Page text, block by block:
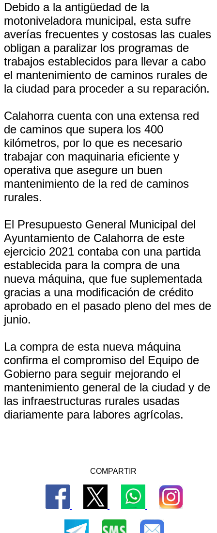
Debido a la antigüedad de la
motoniveladora municipal, esta sufre
averías frecuentes y costosas las cuales
obligan a paralizar los programas de
trabajos establecidos para llevar a cabo
el mantenimiento de caminos rurales de
la ciudad para proceder a su reparación.
Calahorra cuenta con una extensa red
de caminos que supera los 400
kilómetros, por lo que es necesario
trabajar con maquinaria eficiente y
operativa que asegure un buen
mantenimiento de la red de caminos
rurales.
El Presupuesto General Municipal del
Ayuntamiento de Calahorra de este
ejercicio 2021 contaba con una partida
establecida para la compra de una
nueva máquina, que fue suplementada
gracias a una modificación de crédito
aprobado en el pasado pleno del mes de
junio.
La compra de esta nueva máquina
confirma el compromiso del Equipo de
Gobierno para seguir mejorando el
mantenimiento general de la ciudad y de
las infraestructuras rurales usadas
diariamente para labores agrícolas.
COMPARTIR